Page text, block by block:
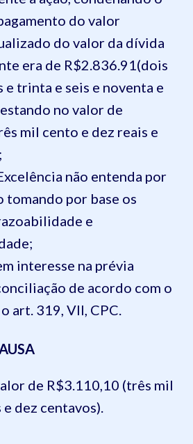
do valor
do valor da dívida
era de R$2.836.91(dois
trinta e seis e noventa e
no valor de
mil cento e dez reais e
não entenda por
tomando por base os
zoabilidade e
interesse na prévia
de acordo com o
art. 319, VII, CPC.
de R$3.110,10 (três mil
dez centavos).